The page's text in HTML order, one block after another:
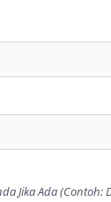
Jika Ada (Contoh: